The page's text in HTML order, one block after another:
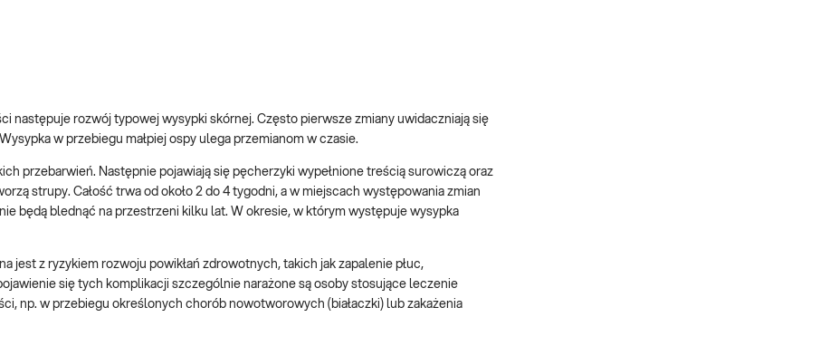
następuje rozwój typowej wysypki skórnej. Często pierwsze zmiany uwidaczniają się
w przebiegu małpiej ospy ulega przemianom w czasie.
przebarwień. Następnie pojawiają się pęcherzyki wypełnione treścią surowiczą oraz
strupy. Całość trwa od około 2 do 4 tygodni, a w miejscach występowania zmian
będą blednąć na przestrzeni kilku lat. W okresie, w którym występuje wysypka
jest z ryzykiem rozwoju powikłań zdrowotnych, takich jak zapalenie płuc,
się tych komplikacji szczególnie narażone są osoby stosujące leczenie
np. w przebiegu określonych chorób nowotworowych (białaczki) lub zakażenia